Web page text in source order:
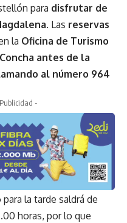
para disfrutar de
Las reservas
la Oficina de Turismo
antes de la
al número 964
-
la tarde saldrá de
horas, por lo que